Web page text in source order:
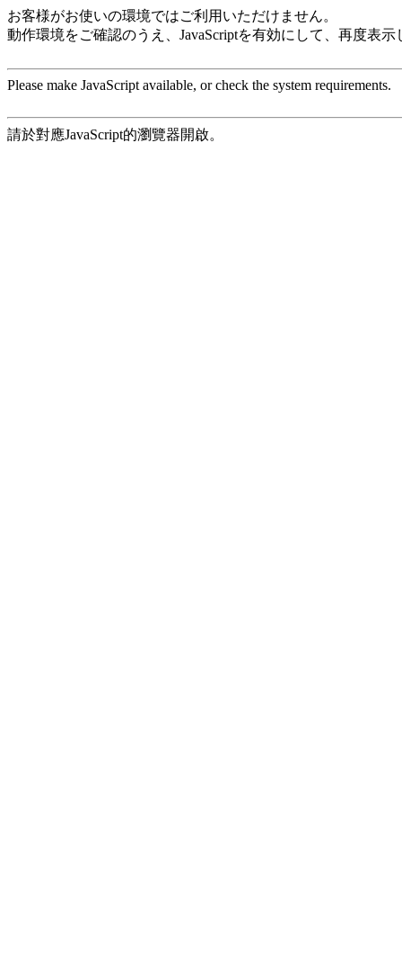
お客様がお使いの環境ではご利用いただけません。
動作環境をご確認のうえ、JavaScriptを有効にして、再度表
Please make JavaScript available, or check the system requirements.
請於對應JavaScript的瀏覽器開啟。